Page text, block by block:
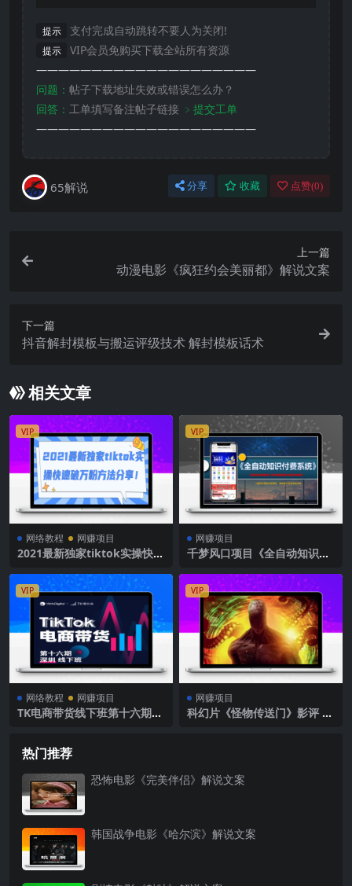
提示 支付完成自动跳转不要人为关闭!
提示
VIP会员免购买下载全站所有资源
————————————————————
问题： 帖子下载地址失效或错误怎么办？
回答： 工单填写备注帖子链接 ﹥提交工单
————————————————————
65解说 分享 收藏 点赞(0)
上一篇
动漫电影《疯狂约会美丽都》解说文案
下一篇
抖音解封模板与搬运评级技术 解封模板话术
相关文章
VIP
网络教程 网赚项目
2021最新独家tiktok实操快速
VIP
网赚项目
千梦风口项目《全自动知识付
VIP
网络教程 网赚项目
TK电商带货线下班第十六期
VIP
网赚项目
科幻片《怪物传送门》影评 解
热门推荐
恐怖电影《完美伴侣》解说文案
韩国战争电影《哈尔滨》解说文案